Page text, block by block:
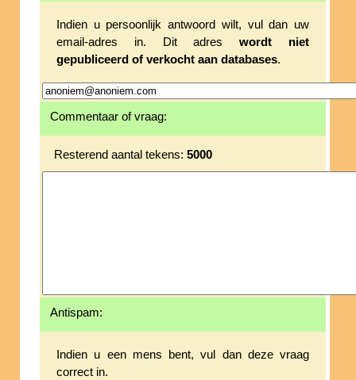
Indien u persoonlijk antwoord wilt, vul dan uw
email-adres in. Dit adreswordt niet
gepubliceerd of verkocht aan databases.
Commentaar of vraag:
Resterend aantal tekens: 5000
Antispam:
Indien u een mens bent, vul dan deze vraag
correct in.